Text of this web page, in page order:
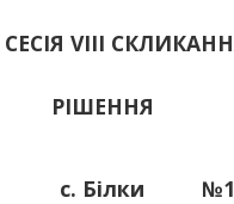
СЕСІЯ VIII
РІШЕННЯ
с. Білки